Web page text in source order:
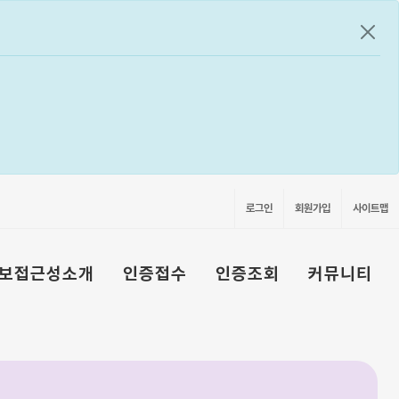
공지
로그인 회원가입 사이트맵
접근성소개 인증접수 인증조회 커뮤니티